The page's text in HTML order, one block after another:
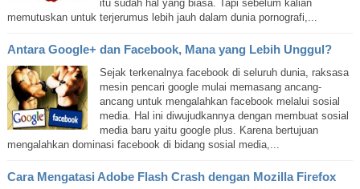
itu sudah hal yang biasa. Tapi sebelum kalian
memutuskan untuk terjerumus lebih jauh dalam dunia pornografi,...
Antara Google+ dan Facebook, Mana yang Lebih Unggul?
Sejak terkenalnya facebook di seluruh dunia, raksasa
mesin pencari google mulai memasang ancang-
ancang untuk mengalahkan facebook melalui sosial
media. Hal ini diwujudkannya dengan membuat sosial
media baru yaitu google plus. Karena bertujuan
mengalahkan dominasi facebook di bidang sosial media,...
Cara Mengatasi Adobe Flash Crash dengan Mozilla Firefox